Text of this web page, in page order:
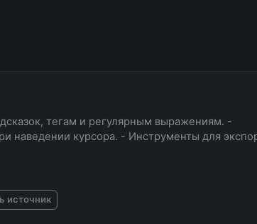
тегам и регулярным выражениям. -
наведении курсора. - Инструменты для
источник